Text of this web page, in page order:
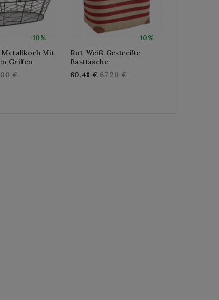
-10%
Metallkorb Mit
Griffen
€
-10%
Rot-Weiß Gestreifte
Basttasche
60,48 € Regular
67,20 €